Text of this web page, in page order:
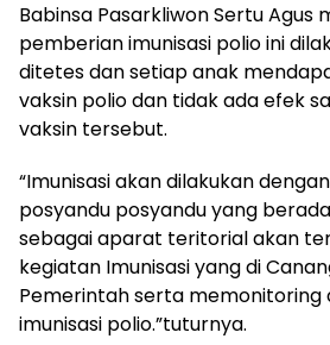
Babinsa Pasarkliwon Sertu Agus
pemberian imunisasi polio ini
ditetes dan setiap anak
vaksin polio dan tidak ada efek
vaksin tersebut.
“Imunisasi akan dilakukan
posyandu posyandu yang
sebagai aparat teritorial akan
kegiatan Imunisasi yang di
Pemerintah serta memonitoring
imunisasi polio.”tuturnya.